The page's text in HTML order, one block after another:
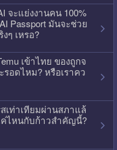
จะแย่งงานคน 100%
Passport มันจะช่วย
ๆ เหรอ?
เข้าไทย ของถูกจ
อดไหม? หรือเราคว
เท่าเทียมผ่านสภาแล้
ไหนกับก้าวสำคัญนี้?